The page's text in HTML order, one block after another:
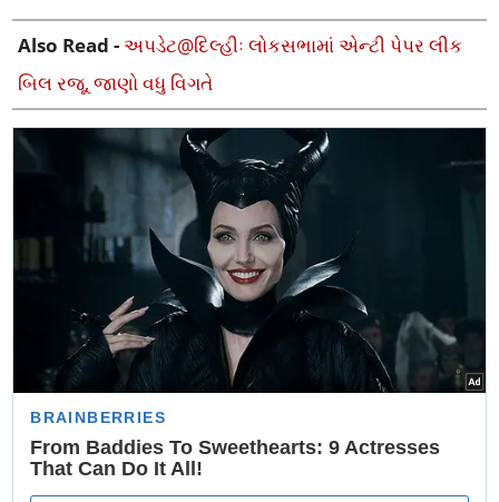
Also Read -અપડેટ@દિલ્હીઃ લોકસભામાં એન્ટી પેપર લીક
બિલ રજૂ, જાણો વધુ વિગતે